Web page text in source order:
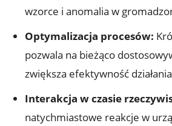
wzorce i anomalia w
Optymalizacja procesów:
pozwala na bieżąco
zwiększa efektywność
Interakcja w czasie
natychmiastowe reakcje w